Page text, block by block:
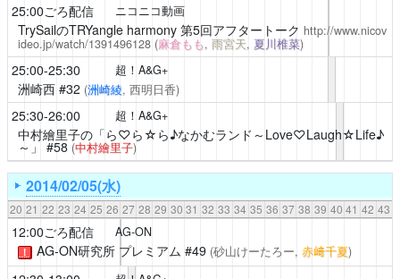
25:00ごろ配信 ニコニコ動画
TrySailのTRYangle harmony第5回アフタートーク http://www.nicov
ideo.jp/watch/1391496128 (麻倉もも, 雨宮天, 夏川椎菜)
25:00-25:30 超！A&G+
洲崎西#32 (洲崎綾, 西明日香)
25:30-26:00 超！A&G+
中村繪里子の「ら♡ら☆ら♪なかむランド～Love♡Laugh☆Life♪
～」#58 (中村繪里子)
2014/02/05(水)
20 21 22 23 24 25 26 27 28 29 30 31 32 33 34 35 36 37 38 39 40 41 42 43
12:00ごろ配信 AG-ON
！ AG-ON研究所 プレミアム #49 (砂山けーたろー, 赤﨑千夏)